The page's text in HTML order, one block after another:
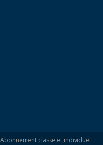
Abonnement classe et individuel